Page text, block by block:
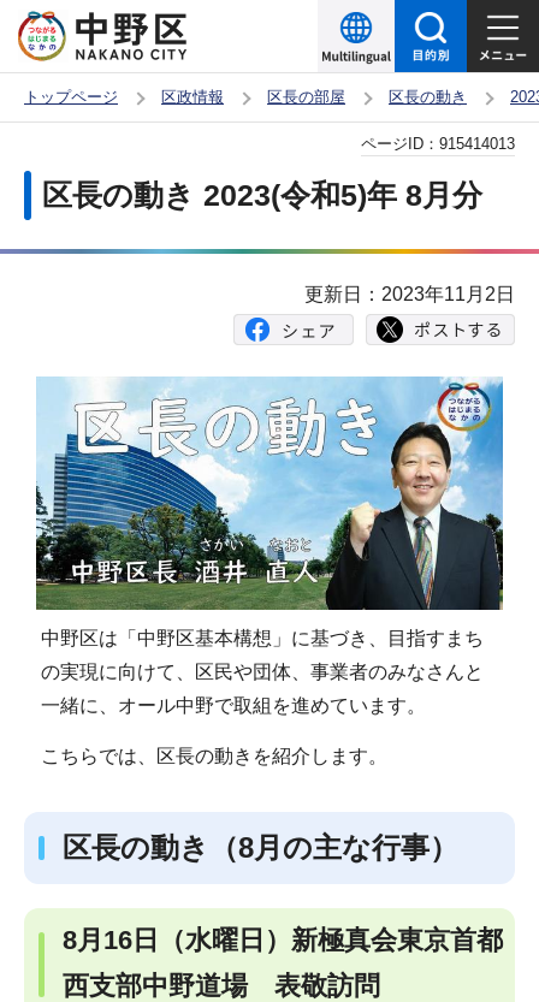
の
ー
頭
トップページ 区政情報 区長の部屋 区長の動き
区長の動き 2023(令和5)年 8月分
ページID： 915414013
更新日：2023年11月2日
中野区は「中野区基本構想」に基づき、目指すまち
の実現に向けて、区民や団体、事業者のみなさんと
一緒に、オール中野で取組を進めています。
こちらでは、区長の動きを紹介します。
区長の動き（8月の主な行事）
8月16日（水曜日）新極真会東京首都
西支部中野道場 表敬訪問